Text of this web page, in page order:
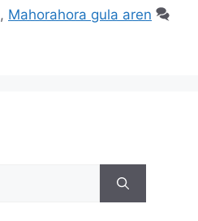
, Mahorahora gula aren